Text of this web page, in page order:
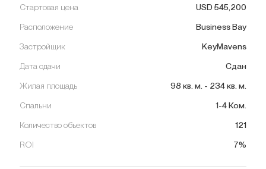
Стартовая цена USD 545,200
Расположение Business Bay
Застройщик KeyMavens
Дата сдачи Сдан
Жилая площадь 98 кв. м. - 234кв. м.
Спальни 1-4 Ком.
Количество объектов 121
ROI 7%